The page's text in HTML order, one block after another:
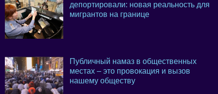
депортировали: новая реальность для
мигрантов на границе
Публичный намаз в общественных
местах – это провокация и вызов
нашему обществу